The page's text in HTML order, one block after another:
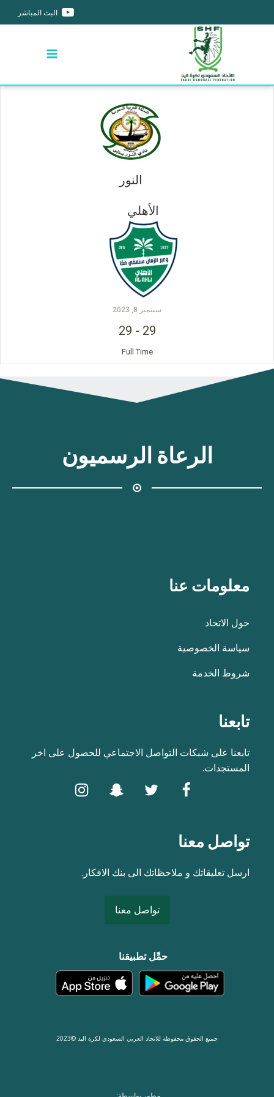
البث المباشر
النور
الأهلي
سبتمبر 8, 2023
29
-
29
Full Time
الرعاة الرسميون
معلومات عنا
حول الاتحاد
سياسة الخصوصية
شروط الخدمة
تابعنا
تابعنا على شبكات التواصل الاجتماعي للحصول على اخر
المستجدات.
تواصل معنا
ارسل تعليقاتك و ملاحظاتك الى بنك الافكار.
تواصل معنا
حمِّل تطبيقنا
جميع الحقوق محفوظة للاتحاد العربي السعودي لكرة اليد ©2023